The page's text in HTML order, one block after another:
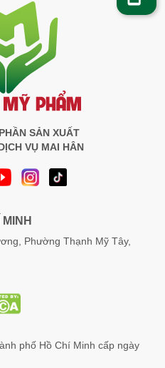
SẢN XUẤT
VỤ MAI HÂN
Phường Thạnh Mỹ Tây,
phố Hồ Chí Minh cấp ngày